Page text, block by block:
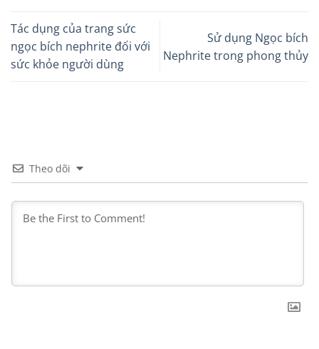
Tác dụng của trang sức
ngọc bích nephrite đối với
sức khỏe người dùng
Sử dụng Ngọc bích
Nephrite trong phong thủy
Theo dõi